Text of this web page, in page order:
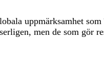
uppmärksamhet
men de som gör